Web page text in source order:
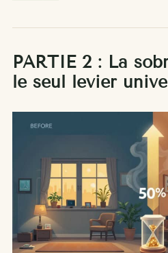
PARTIE 2 : La
le seul levier